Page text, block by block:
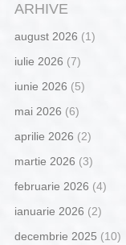
ARHIVE
august 2026 (1)
iulie 2026 (7)
iunie 2026 (5)
mai 2026 (6)
aprilie 2026 (2)
martie 2026 (3)
februarie 2026 (4)
ianuarie 2026 (2)
decembrie 2025 (10)